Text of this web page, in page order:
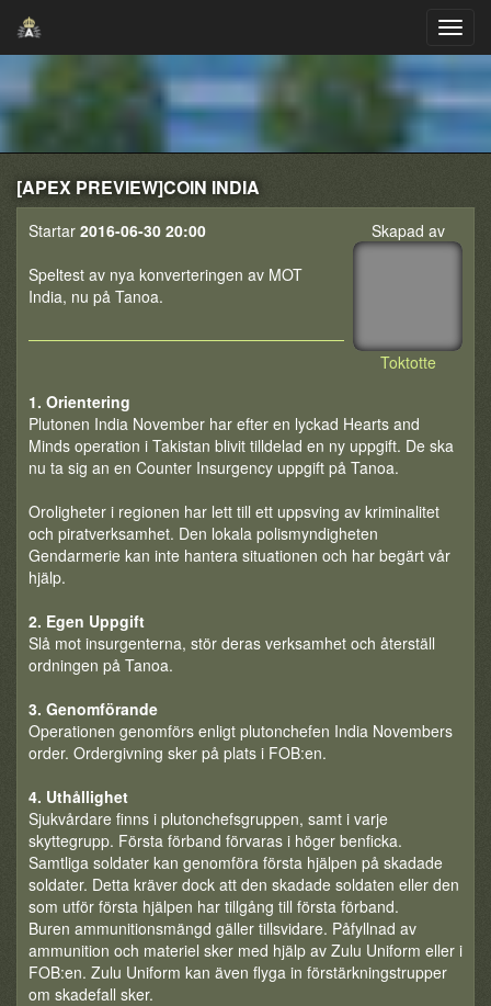
[APEX PREVIEW]COIN INDIA
Skapad av
Toktotte
Startar 2016-06-30 20:00
Speltest av nya konverteringen av MOT
India, nu på Tanoa.
1. Orientering
Plutonen India November har efter en lyckad Hearts and
Minds operation i Takistan blivit tilldelad en ny uppgift. De ska
nu ta sig an en Counter Insurgency uppgift på Tanoa.
Oroligheter i regionen har lett till ett uppsving av kriminalitet
och piratverksamhet. Den lokala polismyndigheten
Gendarmerie kan inte hantera situationen och har begärt vår
hjälp.
2. Egen Uppgift
Slå mot insurgenterna, stör deras verksamhet och återställ
ordningen på Tanoa.
3. Genomförande
Operationen genomförs enligt plutonchefen India Novembers
order. Ordergivning sker på plats i FOB:en.
4. Uthållighet
Sjukvårdare finns i plutonchefsgruppen, samt i varje
skyttegrupp. Första förband förvaras i höger benficka.
Samtliga soldater kan genomföra första hjälpen på skadade
soldater. Detta kräver dock att den skadade soldaten eller den
som utför första hjälpen har tillgång till första förband.
Buren ammunitionsmängd gäller tillsvidare. Påfyllnad av
ammunition och materiel sker med hjälp av Zulu Uniform eller i
FOB:en. Zulu Uniform kan även flyga in förstärkningstrupper
om skadefall sker.